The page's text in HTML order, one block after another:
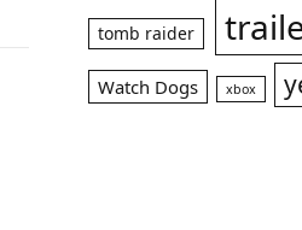
tomb raider
Watch Dogs xbox